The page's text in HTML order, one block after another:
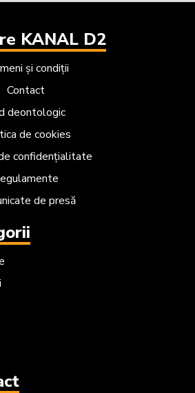
KANAL D2
și condiții
Contact
deontologic
de cookies
confidențialitate
de presă